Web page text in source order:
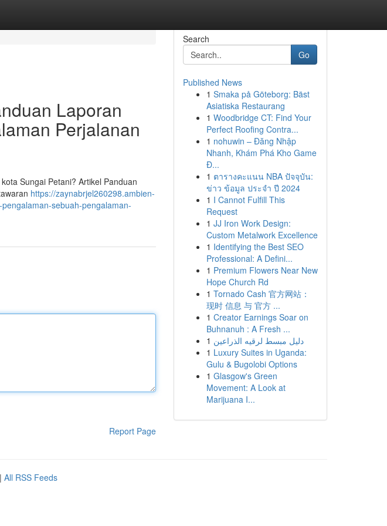
Laporan
Perjalanan
Sungai Petani? Artikel Panduan
https://zaynabrjel260298.ambien-
sebuah-pengalaman-
Report Page
Search
Go
Published News
1 Smaka på Göteborg: Bäst
Asiatiska Restaurang
1 Woodbridge CT: Find Your
Perfect Roofing Contra...
1 nohuwin – Đăng Nhập
Nhanh, Khám Phá Kho Game
Đ...
1 ตารางคะแนน NBA ปัจจุบัน:
ข่าว ข้อมูล ประจำ ปี 2024
1 I Cannot Fulfill This
Request
1 JJ Iron Work Design:
Custom Metalwork Excellence
1 Identifying the Best SEO
Professional: A Defini...
1 Premium Flowers Near New
Hope Church Rd
1 Tornado Cash 官方网站：
现时 信息 与 官方 ...
1 Creator Earnings Soar on
Buhnanuh : A Fresh ...
1 دليل مبسط لرقيه الذراعين
1 Luxury Suites in Uganda:
Gulu & Bugolobi Options
1 Glasgow's Green
Movement: A Look at
Marijuana I...
| All RSS Feeds